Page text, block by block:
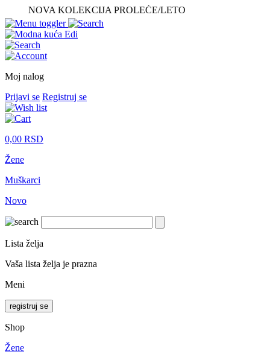
NOVA KOLEKCIJA PROLEĆE/LETO
Moj nalog
Prijavi se Registruj se
0,00 RSD
Žene
Muškarci
Novo
Lista želja
Vaša lista želja je prazna
Meni
registruj se
Shop
Žene